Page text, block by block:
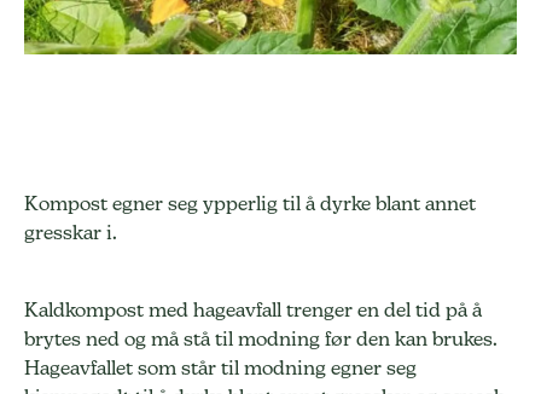
Kompost egner seg ypperlig til å dyrke blant annet
gresskar i.
Kaldkompost med hageavfall trenger en del tid på å
brytes ned og må stå til modning før den kan brukes.
Hageavfallet som står til modning egner seg